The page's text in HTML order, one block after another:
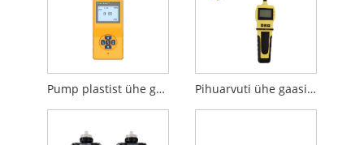
Pump plastist ühe gaasi detektor Pihuarvuti ühe gaasi detektor